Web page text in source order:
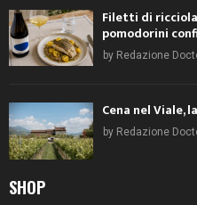
Filetti di
pomodorini
by Redazione
Cena nel Viale,
by Redazione
SHOP